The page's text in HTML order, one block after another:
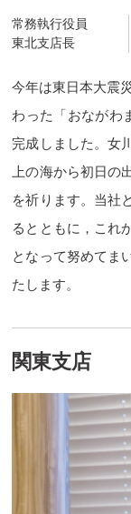
常務執行役員
東北支店長
今年は東日本大震
わった「おながわ
完成しました。女
上の海から初日の
を祈ります。当社
るとともに，これ
となって努めてま
たします。
関東支店